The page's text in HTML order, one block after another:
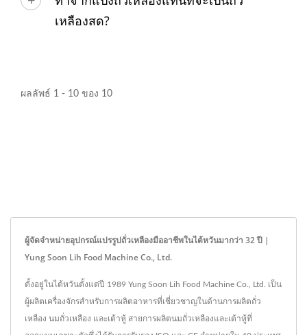
เหลืองสด?
ผลลัพธ์ 1 - 10 ของ 10
ผู้จัดจำหน่ายอุปกรณ์แปรรูปถั่วเหลืองมืออาชีพในไต้หวันมากว่า 32 ปี |
Yung Soon Lih Food Machine Co., Ltd.
ตั้งอยู่ในไต้หวันตั้งแต่ปี 1989 Yung Soon Lih Food Machine Co., Ltd. เป็น
ผู้ผลิตเครื่องจักรสำหรับการผลิตอาหารที่เชี่ยวชาญในด้านการผลิตถั่ว
เหลือง นมถั่วเหลือง และเต้าหู้ สายการผลิตนมถั่วเหลืองและเต้าหู้ที่